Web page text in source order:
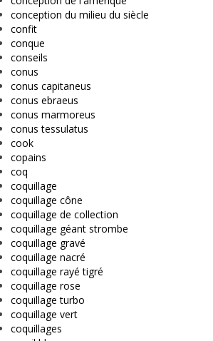
conception du milieu du siècle
confit
conque
conseils
conus
conus capitaneus
conus ebraeus
conus marmoreus
conus tessulatus
cook
copains
coq
coquillage
coquillage cône
coquillage de collection
coquillage géant strombe
coquillage gravé
coquillage nacré
coquillage rayé tigré
coquillage rose
coquillage turbo
coquillage vert
coquillages